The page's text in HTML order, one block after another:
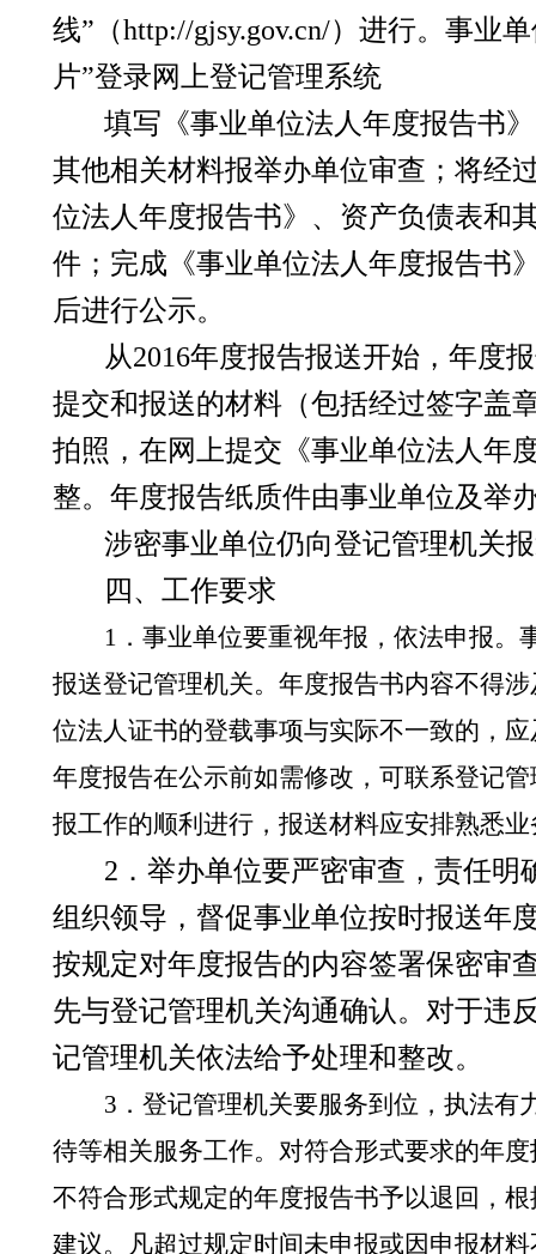
线”（http://gjsy.gov.cn/）进行。事业
片”登录网上登记管理系统
填写《事业单位法人年度报告书
其他相关材料报举办单位审查；将经
位法人年度报告书》、资产负债表和
件；完成《事业单位法人年度报告书
后进行公示。
从2016年度报告报送开始，年度
提交和报送的材料（包括经过签字盖
拍照，在网上提交《事业单位法人年
整。 年度报告纸质件由事业单位及举
涉密事业单位仍向登记管理机关
四 、工作要求
1 ．事业单位要重视年报，依法申报。
报送登记管理机关。年度报告书内容不得
位法人证书的登载事项与实际不一致的，
年度报告在公示前如需修改，可联系登记
报工作的顺利进行，报送材料应安排熟悉
2 ．举办单位要严密审查，责任明
组织领导，督促事业单位按时报送年
按规定对年度报告的内容签署保密审
先与登记管理机关沟通确认。对于违
记管理机关依法给予处理和整改。
3 ．登记管理机关要服务到位，执法有
待等相关服务工作。 对符合形式要求的年
不符合形式规定的年度报告书予以退回，
建议。
凡超过规定时间未申报或因申报材